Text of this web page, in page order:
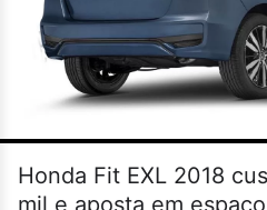
Honda Fit EXL 2018
mil e aposta em